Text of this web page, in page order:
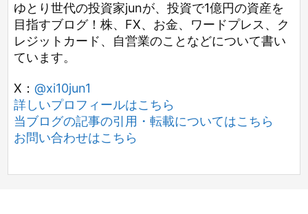
ゆとり世代の投資家junが、投資で1億円の資産を
目指すブログ！株、FX、お金、ワードプレス、ク
レジットカード、自営業のことなどについて書い
ています。
X： @xi10jun1
詳しいプロフィールはこちら
当ブログの記事の引用・転載についてはこちら
お問い合わせはこちら